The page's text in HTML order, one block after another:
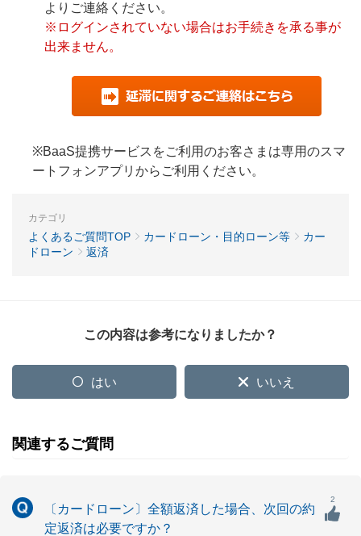
よりご連絡ください。
※ログインされていない場合はお手続きを承る事が
出来ません。
※BaaS提携サービスをご利用のお客さまは専用のスマ
ートフォンアプリからご利用ください。
カテゴリ
よくあるご質問TOP カードローン・目的ローン等
カー
ドローン
返済
この内容は参考になりましたか？
はい いいえ
関連するご質問
〔カードローン〕全額返済した場合、次回の約
定返済は必要ですか？
2